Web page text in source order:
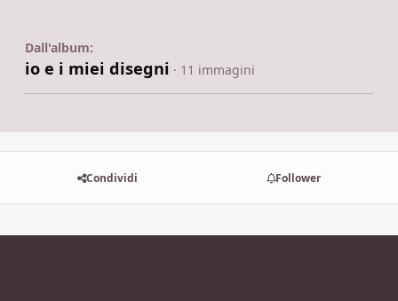
Dall'album:
io e i miei disegni · 11 immagini
Condividi Follower